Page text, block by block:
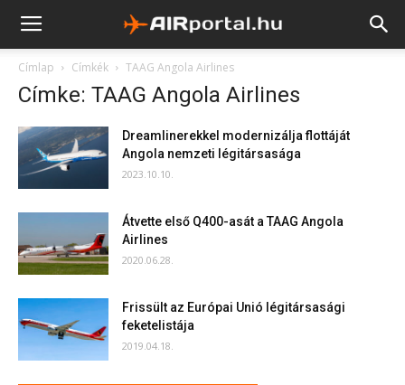
Címlap Címkék TAAG Angola Airlines
Címke: TAAG Angola Airlines
Dreamlinerekkel modernizálja flottáját
Angola nemzeti légitársasága
2023.10.10.
Átvette első Q400-asát a TAAG Angola
Airlines
2020.06.28.
Frissült az Európai Unió légitársasági
feketelistája
2019.04.18.